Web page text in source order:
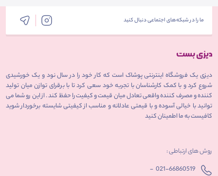
ما را در شبکه‌های اجتماعی دنبال کنید
دیزی یک فروشگاه اینترنتی پوشاک است که کار خود را در سال نود و یک خورشیدی
شروع کرد و با کمک کارشناسان با تجربه خود سعی کرد تا با برقرای توازن میان تولید
کننده و مصرف کننده واقعی تعادل میان قیمت و کیفیت را حفظ کند . از این رو شما می
توانید با خیالی آسوده و با قیمتی عادلانه و مناسب از کیفیتی شایسته برخوردار شوید
کافیست به ما اطمینان کنید
روش های ارتباطی :
021-66860519
-